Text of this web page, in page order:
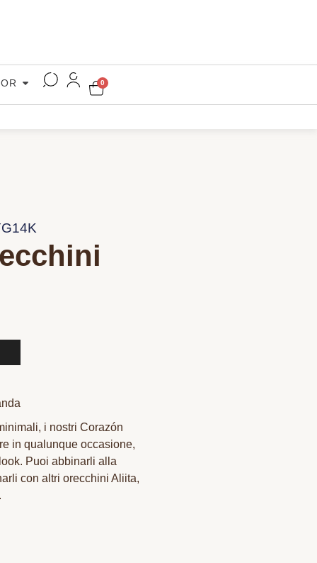
0
i nostri Corazón
in qualunque occasione,
Puoi abbinarli alla
con altri orecchini Aliita,